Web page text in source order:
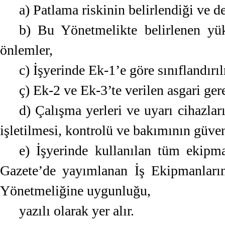
a) Patlama riskinin belirlendiği ve
b) Bu Yönetmelikte belirlenen
önlemler,
c) İşyerinde Ek-1’e göre
ç) Ek-2 ve Ek-3’te verilen asgari
d) Çalışma yerleri ve uyarı
işletilmesi, kontrolü ve bakımının
e) İşyerinde kullanılan tüm
Gazete’de yayımlanan İş
Yönetmeliğine uygunluğu,
yazılı olarak yer alır.